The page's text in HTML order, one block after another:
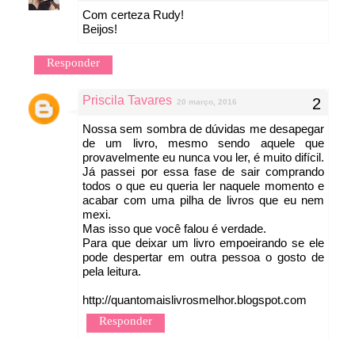
Com certeza Rudy!
Beijos!
Responder
Priscila Tavares 20 março, 2016
Nossa sem sombra de dúvidas me desapegar
de um livro, mesmo sendo aquele que
provavelmente eu nunca vou ler, é muito difícil.
Já passei por essa fase de sair comprando
todos o que eu queria ler naquele momento e
acabar com uma pilha de livros que eu nem
mexi.
Mas isso que você falou é verdade.
Para que deixar um livro empoeirando se ele
pode despertar em outra pessoa o gosto de
pela leitura.
http://quantomaislivrosmelhor.blogspot.com
Responder